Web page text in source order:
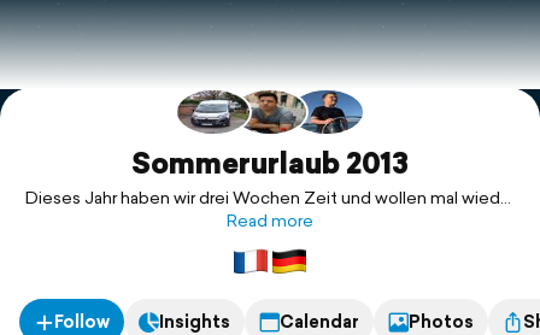
Flyover video
Explore
SupportSommerurlaub 2013
Dieses Jahr haben wir drei Wochen Zeit und wollen mal wieder
in Richtung Süden fahren...
Read more
Follow Insights Calendar Photos